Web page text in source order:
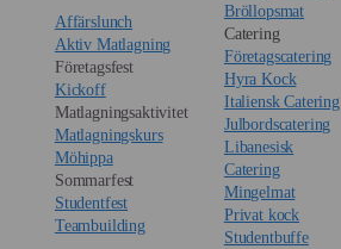
Affärslunch
Aktiv Matlagning
Företagsfest
Kickoff
Matlagningsaktivitet
Matlagningskurs
Möhippa
Sommarfest
Studentfest
Teambuilding
Bröllopsmat
Catering
Företagscatering
Hyra Kock
Italiensk Catering
Julbordscatering
Libanesisk
Catering
Mingelmat
Privat kock
Studentbuffe